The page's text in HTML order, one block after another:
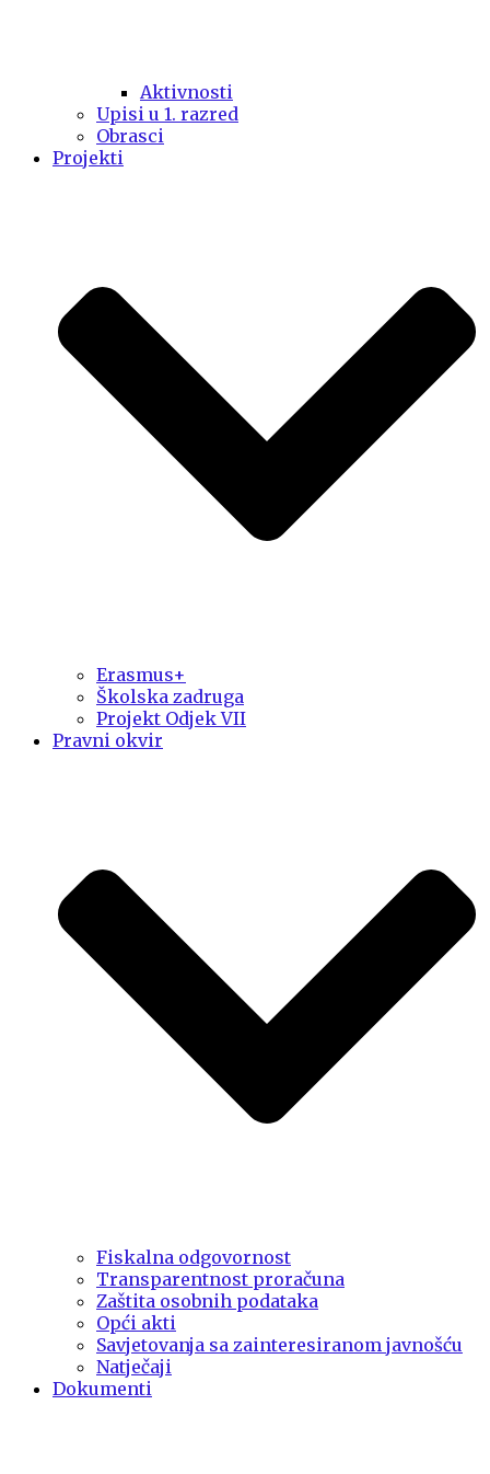
Aktivnosti
Upisi u 1. razred
Obrasci
Projekti
Erasmus+
Školska zadruga
Projekt Odjek VII
Pravni okvir
Fiskalna odgovornost
Transparentnost proračuna
Zaštita osobnih podataka
Opći akti
Savjetovanja sa zainteresiranom javnošću
Natječaji
Dokumenti